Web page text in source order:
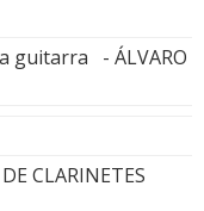
guitarra - ÁLVARO
CLARINETES